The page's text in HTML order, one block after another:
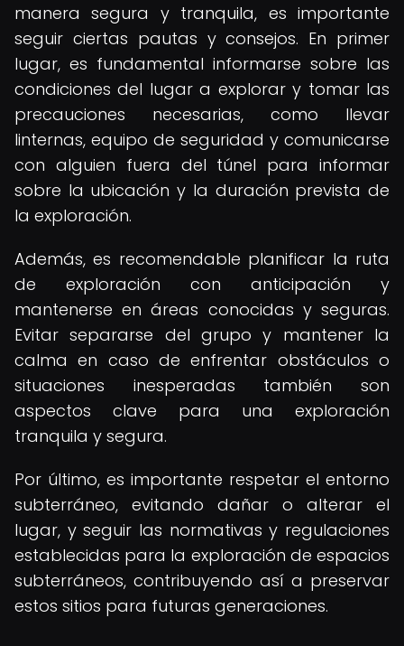
manera segura y tranquila, es importante
seguir ciertas pautas y consejos. En primer
lugar, es fundamental informarse sobre las
condiciones del lugar a explorar y tomar las
precauciones necesarias, como llevar
linternas, equipo de seguridad y comunicarse
con alguien fuera del túnel para informar
sobre la ubicación y la duración prevista de
la exploración.
Además, es recomendable planificar la ruta
de exploración con anticipación y
mantenerse en áreas conocidas y seguras.
Evitar separarse del grupo y mantener la
calma en caso de enfrentar obstáculos o
situaciones inesperadas también son
aspectos clave para una exploración
tranquila y segura.
Por último, es importante respetar el entorno
subterráneo, evitando dañar o alterar el
lugar, y seguir las normativas y regulaciones
establecidas para la exploración de espacios
subterráneos, contribuyendo así a preservar
estos sitios para futuras generaciones.